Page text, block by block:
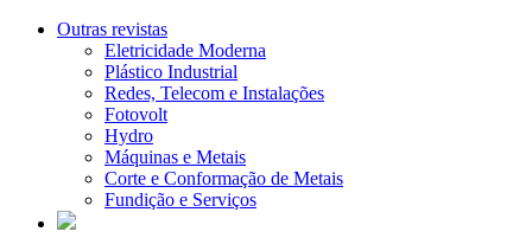
Outras revistas
Eletricidade Moderna
Plástico Industrial
Redes, Telecom e Instalações
Fotovolt
Hydro
Máquinas e Metais
Corte e Conformação de Metais
Fundição e Serviços